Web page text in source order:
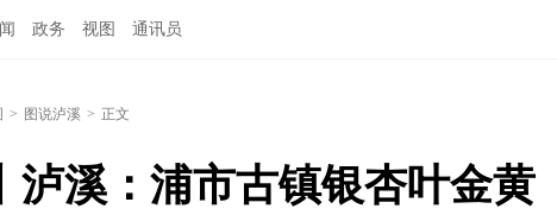
政务 视图 通讯员
> 图说泸溪 > 正文
泸溪：浦市古镇银杏叶金黄